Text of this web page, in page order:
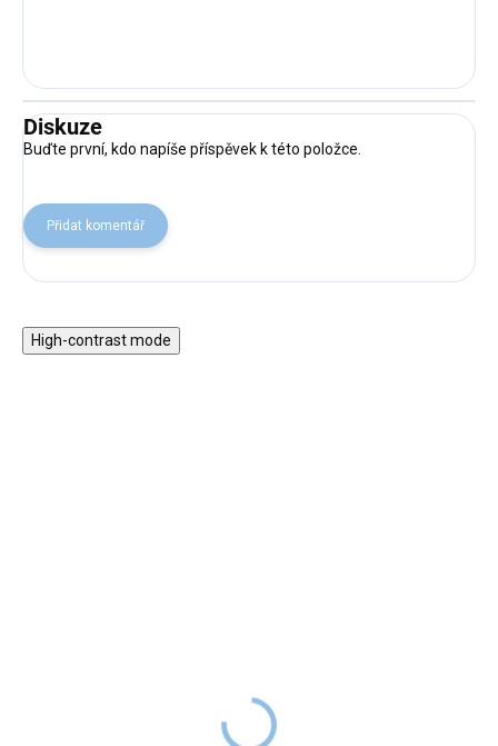
Diskuze
Buďte první, kdo napíše příspěvek k této položce.
Přidat komentář
High-contrast mode
SKLADEM